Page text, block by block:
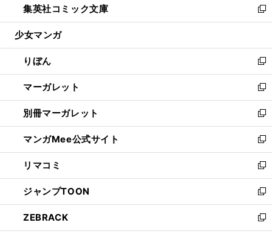
く
で
開
ド
ウ
開
く
ィ
ン
ウ
で
開
く
い
ウ
ン
ド
ウ
で
開
く
集英社コミック文庫
新
し
ウ
ィ
ン
ド
ウ
で
開
く
少女マンガ
りぼん
新
し
い
ウ
ィ
ン
ド
ウ
で
開
く
マーガレット
新
し
い
ウ
ィ
ン
ド
ウ
で
開
く
別冊マーガレット
新
し
い
ウ
ィ
ン
ド
ウ
で
開
マンガMee公式サイト
新
し
い
ウ
ィ
ン
ド
ウ
リマコミ
新
し
い
ウ
ィ
ン
ジャンプTOON
新
し
い
ZEBRACK
新